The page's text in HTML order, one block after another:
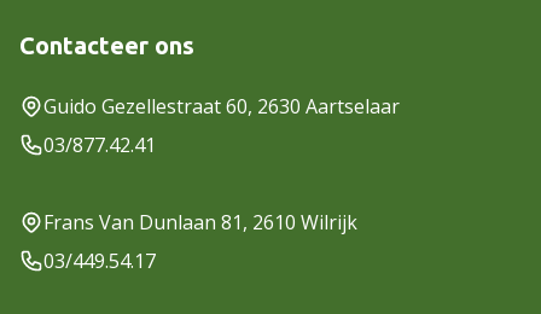
Contacteer ons
Guido Gezellestraat 60, 2630 Aartselaar
03/877.42.41
Frans Van Dunlaan 81, 2610 Wilrijk
03/449.54.17